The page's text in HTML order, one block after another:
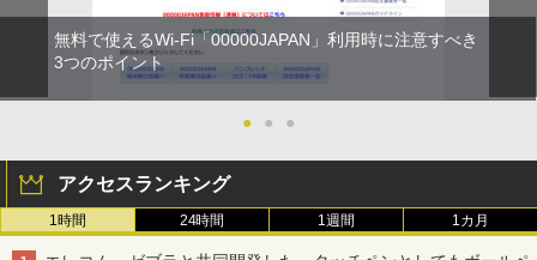
無料で使えるWi-Fi「00000JAPAN」利用時に注意すべき
3つのポイント
● ● ●
アクセスランキング
1時間 24時間 1週間 1カ月